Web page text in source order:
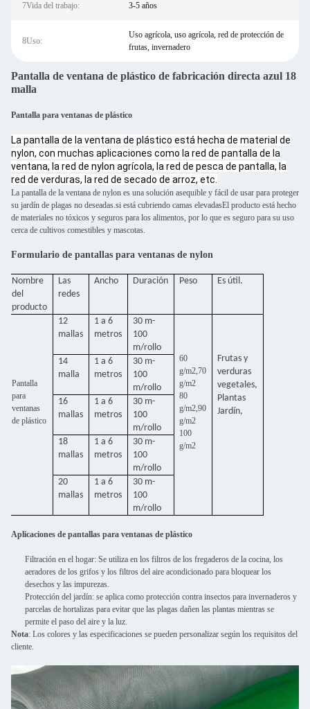
7Vida del trabajo: 3-5 años
8Uso:
Uso agrícola, uso agrícola, red de protección de
frutas, invernadero
Pantalla de ventana de plástico de fabricación directa azul 18
malla
Pantalla para ventanas de plástico
La pantalla de la ventana de plástico está hecha de material de
nylon, con muchas aplicaciones como la red de pantalla de la
ventana, la red de nylon agrícola, la red de pesca de pantalla, la
red de verduras, la red de secado de arroz, etc.
La pantalla de la ventana de nylon es una solución asequible y fácil de usar para proteger
su jardín de plagas no deseadas.si está cubriendo camas elevadasEl producto está hecho
de materiales no tóxicos y seguros para los alimentos, por lo que es seguro para su uso
cerca de cultivos comestibles y mascotas.
Formulario de pantallas para ventanas de nylon
Nombre
del
producto
Las
redes
Ancho Duración Peso Es útil.
Pantalla
para
ventanas
de plástico
12
mallas
1 a 6
metros
30 m-
100
m/rollo
60
g/m2,70
g/m2
80
g/m2,90
g/m2
100
g/m2
Frutas y
verduras
vegetales,
Plantas
Jardín,
14
malla
1 a 6
metros
30 m-
100
m/rollo
16
mallas
1 a 6
metros
30 m-
100
m/rollo
18
mallas
1 a 6
metros
30 m-
100
m/rollo
20
mallas
1 a 6
metros
30 m-
100
m/rollo
Aplicaciones de pantallas para ventanas de plástico
Filtración en el hogar: Se utiliza en los filtros de los fregaderos de la cocina, los
aeradores de los grifos y los filtros del aire acondicionado para bloquear los
desechos y las impurezas.
Protección del jardín: se aplica como protección contra insectos para invernaderos y
parcelas de hortalizas para evitar que las plagas dañen las plantas mientras se
permite el paso del aire y la luz.
Nota: Los colores y las especificaciones se pueden personalizar según los requisitos del
cliente.